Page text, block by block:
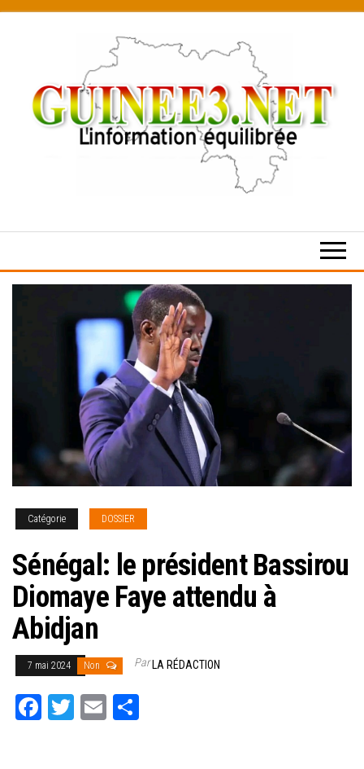
content
Catégorie DOSSIER
Sénégal: le président Bassirou
Diomaye Faye attendu à
Abidjan
7 mai 2024 Non ParLA RÉDACTION
Fa T
E